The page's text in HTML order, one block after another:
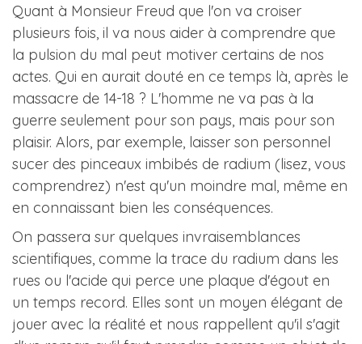
Quant à Monsieur Freud que l'on va croiser
plusieurs fois, il va nous aider à comprendre que
la pulsion du mal peut motiver certains de nos
actes. Qui en aurait douté en ce temps là, après le
massacre de 14-18 ? L'homme ne va pas à la
guerre seulement pour son pays, mais pour son
plaisir. Alors, par exemple, laisser son personnel
sucer des pinceaux imbibés de radium (lisez, vous
comprendrez) n'est qu'un moindre mal, même en
en connaissant bien les conséquences.
On passera sur quelques invraisemblances
scientifiques, comme la trace du radium dans les
rues ou l'acide qui perce une plaque d'égout en
un temps record. Elles sont un moyen élégant de
jouer avec la réalité et nous rappellent qu'il s'agit